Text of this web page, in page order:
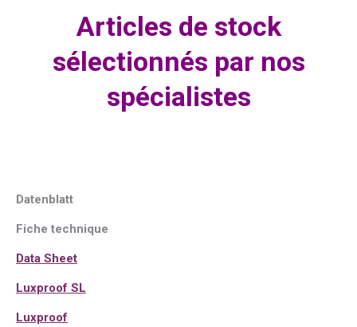
Articles de stock
sélectionnés par nos
spécialistes
Datenblatt
Fiche technique
Data Sheet
Luxproof SL
Luxproof